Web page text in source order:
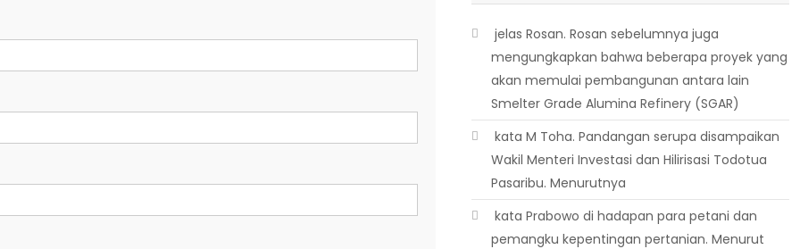
 jelas Rosan. Rosan sebelumnya juga
mengungkapkan bahwa beberapa proyek yang
akan memulai pembangunan antara lain
Smelter Grade Alumina Refinery (SGAR)
 kata M Toha. Pandangan serupa disampaikan
Wakil Menteri Investasi dan Hilirisasi Todotua
Pasaribu. Menurutnya
 kata Prabowo di hadapan para petani dan
pemangku kepentingan pertanian. Menurut